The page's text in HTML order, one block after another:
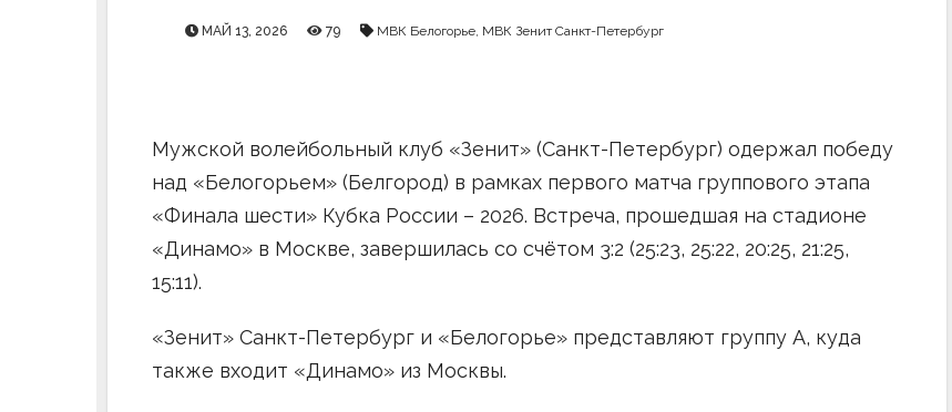
МАЙ 13, 2026 79 МВК Белогорье, МВК Зенит Санкт-Петербург
Мужской волейбольный клуб «Зенит» (Санкт-Петербург) одержал победу
над «Белогорьем» (Белгород) в рамках первого матча группового этапа
«Финала шести» Кубка России – 2026. Встреча, прошедшая на стадионе
«Динамо» в Москве, завершилась со счётом 3:2 (25:23, 25:22, 20:25, 21:25,
15:11).
«Зенит» Санкт-Петербург и «Белогорье» представляют группу A, куда
также входит «Динамо» из Москвы.